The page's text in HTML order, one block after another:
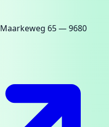
Maarkeweg 65— 9680